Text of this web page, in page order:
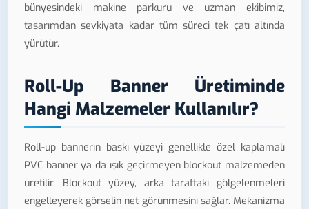
bünyesindeki makine parkuru ve uzman ekibimiz,
tasarımdan sevkiyata kadar tüm süreci tek çatı altında
yürütür.
Roll-Up Banner Üretiminde
Hangi Malzemeler Kullanılır?
Roll-up bannerın baskı yüzeyi genellikle özel kaplamalı
PVC banner ya da ışık geçirmeyen blockout malzemeden
üretilir. Blockout yüzey, arka taraftaki gölgelenmeleri
engelleyerek görselin net görünmesini sağlar. Mekanizma